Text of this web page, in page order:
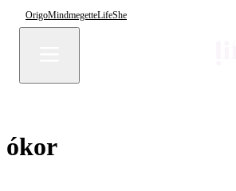
OrigoMindmegetteLifeShe
ókor